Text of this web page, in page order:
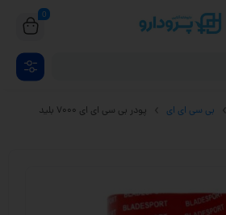
0
بی سی ای ای
پودر بی سی ای ای 7000 بلید